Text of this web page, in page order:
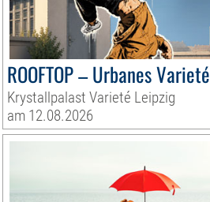
ROOFTOP – Urbanes Varieté
Krystallpalast Varieté Leipzig
am 12.08.2026